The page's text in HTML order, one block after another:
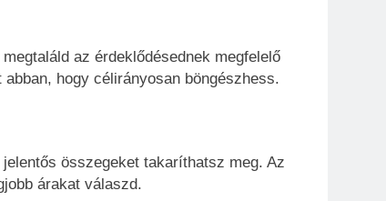
az érdeklődésednek megfelelő
hogy célirányosan böngészhess.
összegeket takaríthatsz meg. Az
árakat válaszd.